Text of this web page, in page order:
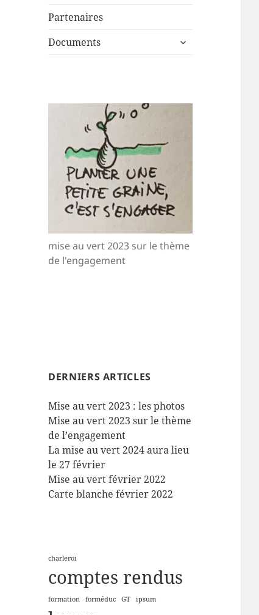
Partenaires
Documents
ouvrir
mise au vert 2023 sur le thème
de l'engagement
DERNIERS ARTICLES
Mise au vert 2023 : les photos
Mise au vert 2023 sur le thème
de l’engagement
La mise au vert 2024 aura lieu
le 27 février
Mise au vert février 2022
Carte blanche février 2022
charleroi
comptes rendus
formation forméduc GT ipsum